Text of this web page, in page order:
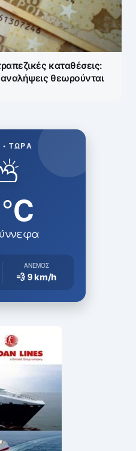
καταθέσεις:
αναλήψεις θεωρούνται
ΤΏΡΑ
ΆΝΕΜΟΣ
💨 9km/h